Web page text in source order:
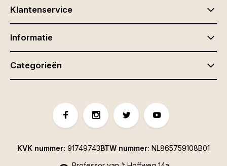
Klantenservice
Informatie
Categorieën
KVK nummer: 91749743BTW nummer: NL865759108B01